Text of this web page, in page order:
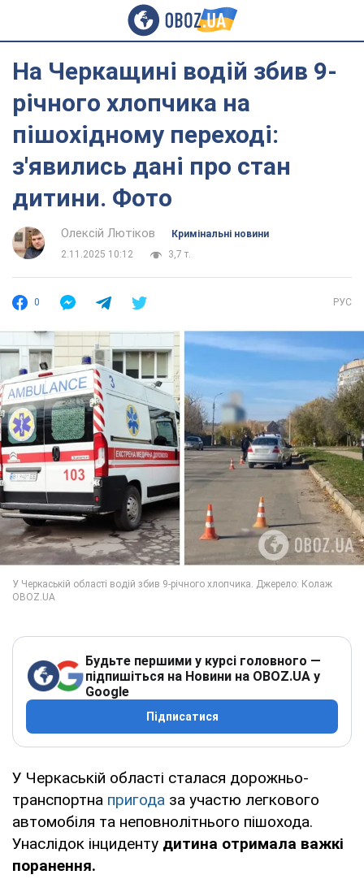
На Черкащині водій збив 9-
річного хлопчика на
пішохідному переході:
з'явились дані про стан
дитини. Фото
Олексій Лютіков
Кримінальні новини
2.11.2025 10:12
3,7 т.
0 РУС
Будьте першими у курсі головного —
підпишіться на Новини на OBOZ.UA у
Google
Підписатися
У Черкаській області сталася дорожньо-
транспортна пригода за участю легкового
автомобіля та неповнолітнього пішохода.
Унаслідок інциденту дитина отримала важкі
поранення.